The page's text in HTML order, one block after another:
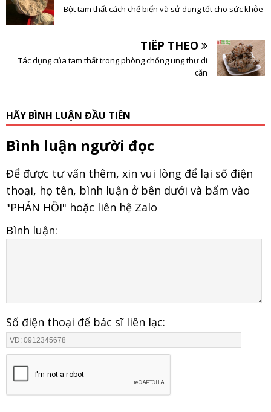
Bột tam thất cách chế biến và sử dụng tốt cho sức khỏe
TIẾP THEO
Tác dụng của tam thất trong phòng chống ung thư di
căn
HÃY BÌNH LUẬN ĐẦU TIÊN
Bình luận người đọc
Để được tư vấn thêm, xin vui lòng để lại số điện
thoại, họ tên, bình luận ở bên dưới và bấm vào
"PHẢN HỒI" hoặc liên hệ Zalo
Bình luận:
Số điện thoại để bác sĩ liên lạc: